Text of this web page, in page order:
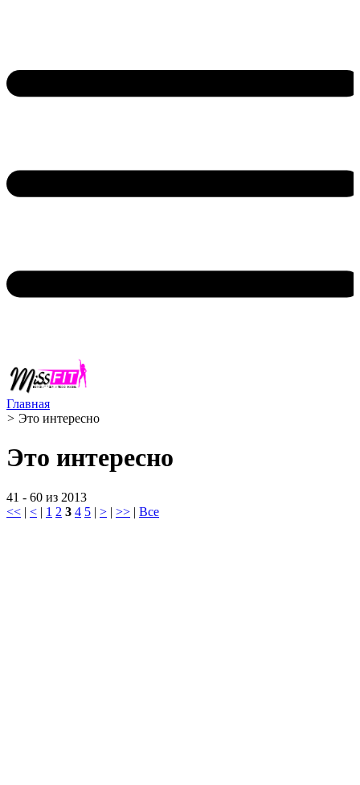
Главная
> Это интересно
Это интересно
41 - 60 из 2013
<< | < | 1 2 3 4 5 | > | >> | Все